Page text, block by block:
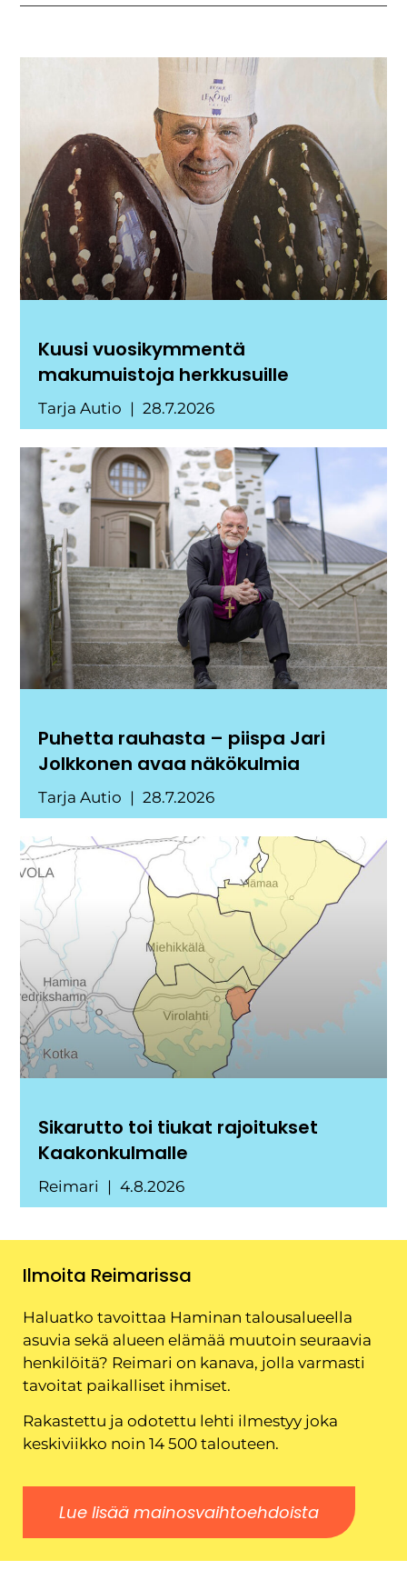
Kuusi vuosikymmentä
makumuistoja herkkusuille
Tarja Autio 28.7.2026
Puhetta rauhasta – piispa Jari
Jolkkonen avaa näkökulmia
Tarja Autio 28.7.2026
Sikarutto toi tiukat rajoitukset
Kaakonkulmalle
Reimari 4.8.2026
Ilmoita Reimarissa
Haluatko tavoittaa Haminan talousalueella
asuvia sekä alueen elämää muutoin seuraavia
henkilöitä? Reimari on kanava, jolla varmasti
tavoitat paikalliset ihmiset.
Rakastettu ja odotettu lehti ilmestyy joka
keskiviikko noin 14 500 talouteen.
Lue lisää mainosvaihtoehdoista